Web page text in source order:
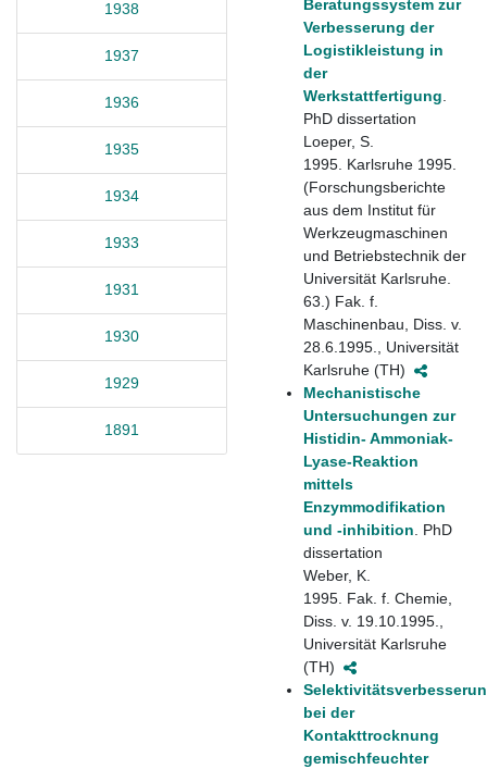
1938
1937
1936
1935
1934
1933
1931
1930
1929
1891
Beratungssystem zur
Verbesserung der
Logistikleistung in
der
Werkstattfertigung
PhD dissertation
Loeper, S.
1995. Karlsruhe 1995.
(Forschungsberichte
aus dem Institut für
Werkzeugmaschinen
und Betriebstechnik der
Universität Karlsruhe.
63.) Fak. f.
Maschinenbau, Diss. v.
28.6.1995., Universität
Karlsruhe (TH)
Mechanistische
Untersuchungen zur
Histidin- Ammoniak-
Lyase-Reaktion
mittels
Enzymmodifikation
und -inhibition . PhD
dissertation
Weber, K.
1995. Fak. f. Chemie,
Diss. v. 19.10.1995.,
Universität Karlsruhe
(TH)
bei der
Kontakttrocknung
gemischfeuchter